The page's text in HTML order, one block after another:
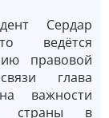
Сердар
ведётся
правовой
глава
важности
страны в